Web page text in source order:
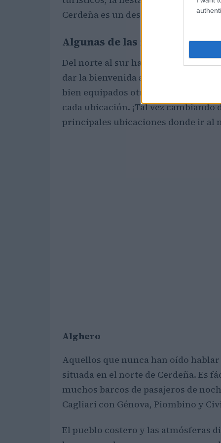
Cerdeña es un destino tanto para
Algunas de las mejores
Del norte al sur hay muchas
dar la bienvenida a todos los
bien equipados otros menos. Pero
cada ubicación. ¡Tal vez cambiando
principales ubicaciones donde ir al
Alghero
Aquellos que nunca han oído
situada en el norte de Cerdeña. Es
muchos barcos de pasajeros de
Cagliari con Génova, Piombino y
El pueblo costero y las atmósferas